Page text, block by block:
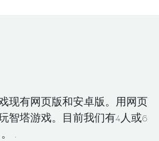
现有网页版和安卓版。用网页
智塔游戏。目前我们有4人或6
.